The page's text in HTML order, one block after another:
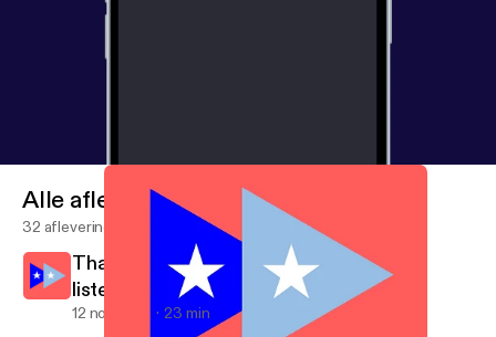
Alle afleveringen
32 afleveringen
Thank you for your time, thank you for
listening, ¡Y QUE VIVA PUERTO RICO!
12 nov 2019 23 min